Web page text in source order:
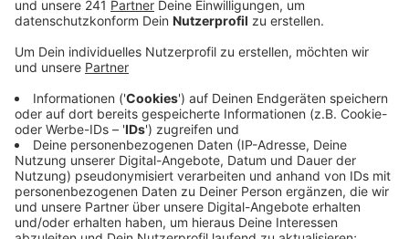
Veröffentlicht:Mittwoch, 22.01.2020 11:18
Anzeige
Von den Opfern heißt es, der Jesuiten-Orden und die
Schule seien nicht willens oder nicht in der Lage, eine
umfassende Aufarbeitung zu leisten. Die Gründe für
das Versagen ihrer Institution seien noch nicht
benannt, öffentlich nachvollziehbare Konsequenzen